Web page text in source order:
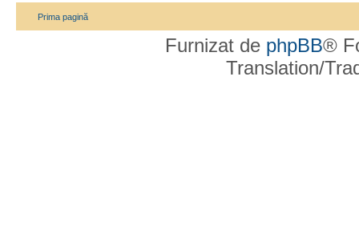
Prima pagină
Furnizat de phpBB®
Translation/